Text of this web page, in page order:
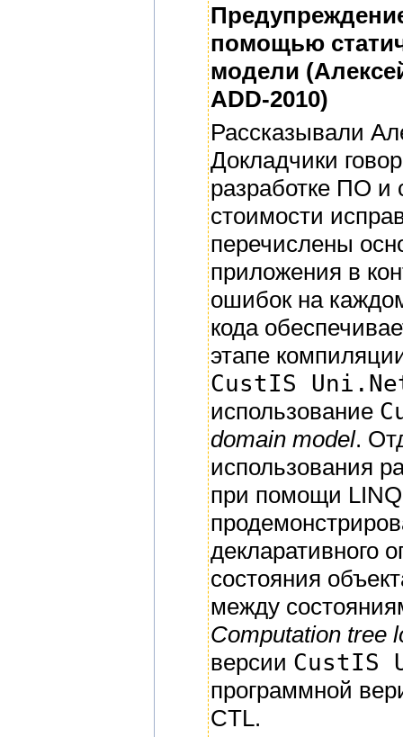
помощью
модели
ADD-2010)
Рассказывали
Докладчики
разработке ПО и
стоимости
перечислены
приложения в
ошибок на
кода
этапе
CustIS
использование
domain model.
использования
при помощи
декларативного
состояния
между
Сomputation tree
версии CustIS
программной
CTL.